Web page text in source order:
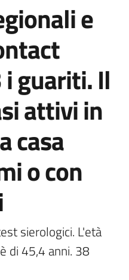
e
guariti. Il
attivi in
casa
o con
sierologici. L'età
di 45,4 anni. 38